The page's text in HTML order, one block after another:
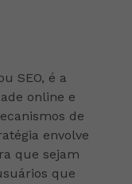
SEO, é a
online e
de
envolve
que sejam
que